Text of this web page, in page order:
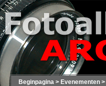
Beginpagina > Evenementen >